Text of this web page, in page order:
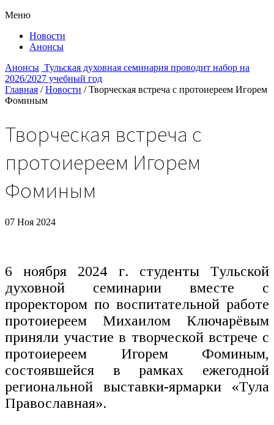
Меню
Новости
Анонсы
Анонсы Тульская духовная семинария проводит набор на
2026/2027 учебный год
Главная / Новости / Творческая встреча с протоиереем Игорем
Фоминым
Творческая встреча с
протоиереем Игорем
Фоминым
07 Ноя 2024
6 ноября 2024 г. студенты Тульской
духовной семинарии вместе с
проректором по воспитательной работе
протоиереем Михаилом Ключарёвым
приняли участие в творческой встрече с
протоиереем Игорем Фоминым,
состоявшейся в рамках ежегодной
региональной выставки-ярмарки «Тула
Православная».